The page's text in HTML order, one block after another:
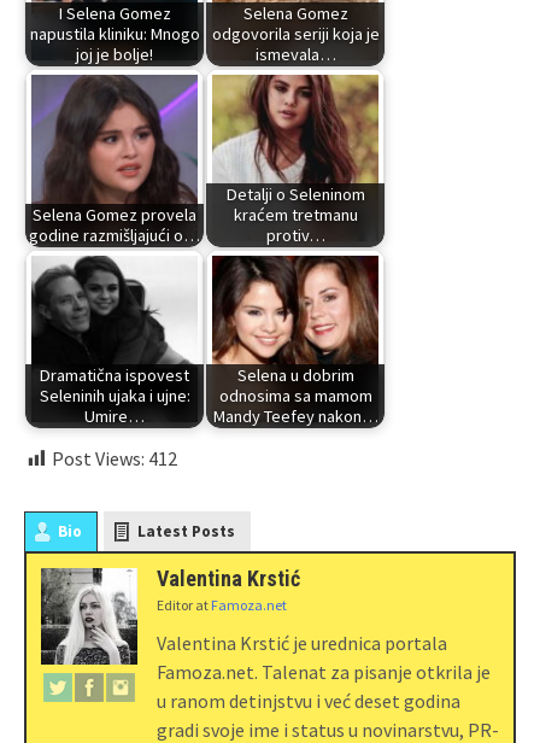
I Selena Gomez
napustila kliniku: Mnogo
joj je bolje!
Selena Gomez
odgovorila seriji koja je
ismevala…
Selena Gomez provela
godine razmišljajući o…
Detalji o Seleninom
kraćem tretmanu
protiv…
Dramatična ispovest
Seleninih ujaka i ujne:
Umire…
Selena u dobrim
odnosima sa mamom
Mandy Teefey nakon…
Post Views: 412
Bio Latest Posts
Valentina Krstić
Editor at Famoza.net
Valentina Krstić je urednica portala
Famoza.net. Talenat za pisanje otkrila je
u ranom detinjstvu i već deset godina
gradi svoje ime i status u novinarstvu, PR-